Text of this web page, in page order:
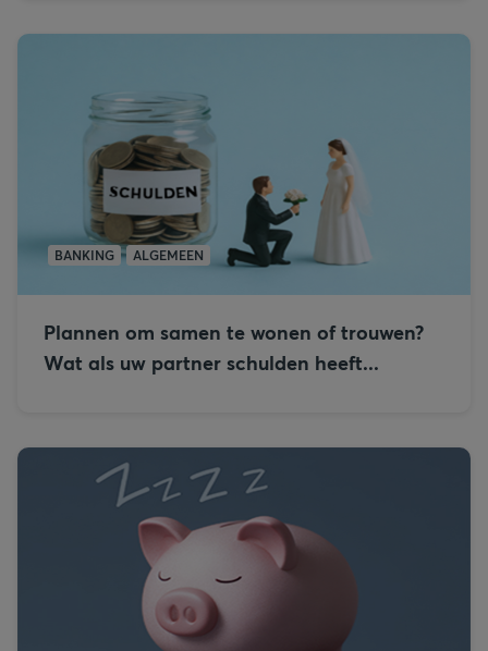
BANKING ALGEMEEN
Plannen om samen te wonen of trouwen?
Wat als uw partner schulden heeft...